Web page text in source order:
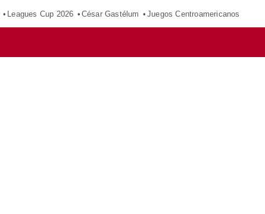
Leagues Cup 2026 César Gastélum Juegos Centroamericanos